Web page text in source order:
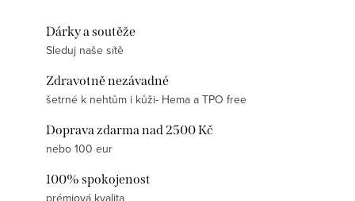
Dárky a soutěže
Sleduj naše sítě
Zdravotně nezávadné
šetrné k nehtům i kůži- Hema a TPO free
Doprava zdarma nad 2500 Kč
nebo 100 eur
100% spokojenost